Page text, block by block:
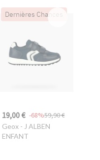
Dernières Chances
19,00 € 59,90 €
-68%
Geox- J ALBEN
ENFANT